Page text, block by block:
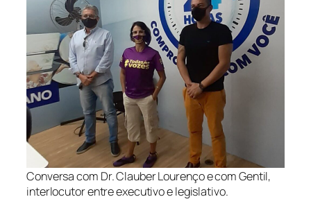
Conversa com Dr. Clauber Lourenço e com Gentil,
interlocutor entre executivo e legislativo.